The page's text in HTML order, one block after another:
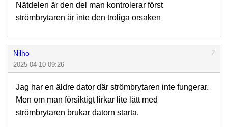
Nätdelen är den del man kontrolerar först
strömbrytaren är inte den troliga orsaken
Nilho
2
2025-04-10 09:26
Jag har en äldre dator där strömbrytaren inte fungerar.
Men om man försiktigt lirkar lite lätt med
strömbrytaren brukar datorn starta.